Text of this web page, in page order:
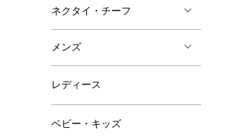
ネクタイ・チーフ
メンズ
レディース
ベビー・キッズ